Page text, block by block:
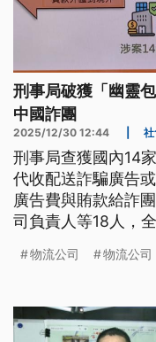
刑事局破獲「幽靈
中國詐團
2025/12/30 12:44
刑事局查獲國內14
代收配送詐騙廣告
廣告費與賄款給詐
司負責人等18人，
物流公司 物流公司